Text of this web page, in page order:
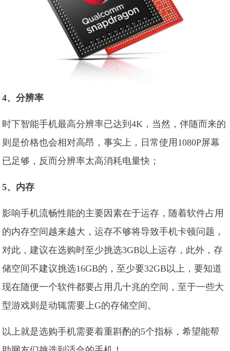
4、分辨率
时下智能手机最高分辨率已达到4K，当然，伴随而来的
则是价格也会相对高昂，事实上，日常使用1080P屏幕
已足够，反而分辨率太高消耗电量快；
5、内存
影响手机流畅性能的主要因素在于运存，随着软件占用
的内存空间越来越大，运存不够将导致手机卡顿问题，
对此，建议在选购时至少挑选3GB以上运存，此外，存
储空间不建议挑选16GB的，至少要32GB以上，要知道
现在随便一个软件都要占用几十兆的空间，至于一些大
型游戏则是动辄需要上G的存储空间。
以上就是选购手机需要着重斟酌的5个指标，希望能帮